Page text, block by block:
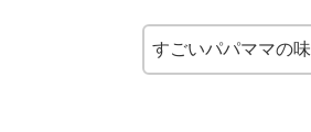
すごいパパママの